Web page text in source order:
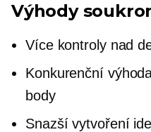
Výhody
Více kontroly nad
Konkurenční
body
Snazší vytvoření